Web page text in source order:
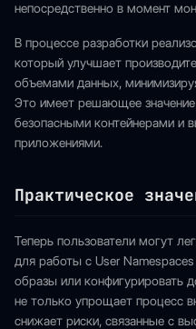
непосредственно в момент
В процессе разработки
который улучшает
объемами данных,
Это имеет решающее
безопасными контейнерами и
приложениями.
Практическое
Теперь пользователи могут
для работы с User
образы или конфигурировать
не только упрощает процесс
снижает риски, связанные с